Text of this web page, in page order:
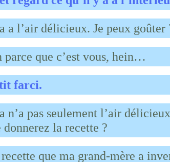
l’air délicieux. Je peux goûter
parce que c’est vous, hein…
farci.
pas seulement l’air
donnerez la recette ?
recette que ma grand-mère a